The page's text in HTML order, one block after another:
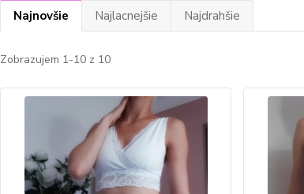
Najnovšie Najlacnejšie Najdrahšie
Zobrazujem 1-10 z 10